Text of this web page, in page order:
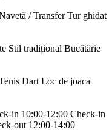
/ Transfer Tur ghidat
Stil tradițional Bucătărie
Dart Loc de joaca
in 10:00-12:00 Check-in
out 12:00-14:00